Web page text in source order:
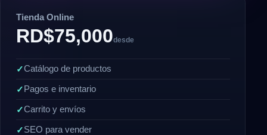
Tienda Online
RD$75,000desde
Catálogo de productos
Pagos e inventario
Carrito y envíos
SEO para vender